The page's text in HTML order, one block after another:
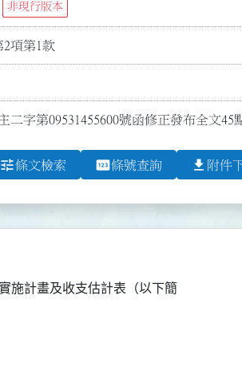
非現行版本
2項第1款
二字第09531455600號函修正發布全文
tune條文檢索 pin條號查詢 file_download 附件
施計畫及收支估計表（以下簡